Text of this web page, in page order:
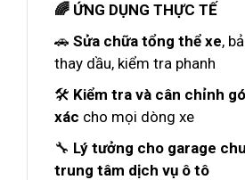
🌈 ỨNG DỤNG THỰC TẾ
🚗 Sửa chữa tổng thể xe,
thay dầu, kiểm tra phanh
🛠️ Kiểm tra và cân chỉnh
xác cho mọi dòng xe
🔧 Lý tưởng cho garage
trung tâm dịch vụ ô tô